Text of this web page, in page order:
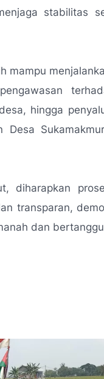
stabilitas
mampu
hingga
Desa
diharapkan
transparan,
dan